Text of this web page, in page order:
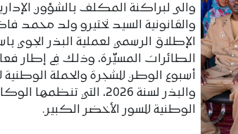
والى لبراكنة المكلف بالشؤون
والقانونية السيد نختيرو ولد محمد
الإطلاق الرسمي لعملية البذر الجوي
الطائرات المسيّرة، وذلك في إطار
أسبوع الوطن للشجرة والحملة الوطنية
والبذر لسنة 2026، التي تنظمها
الوطنية للسور الأخضر الكبير.